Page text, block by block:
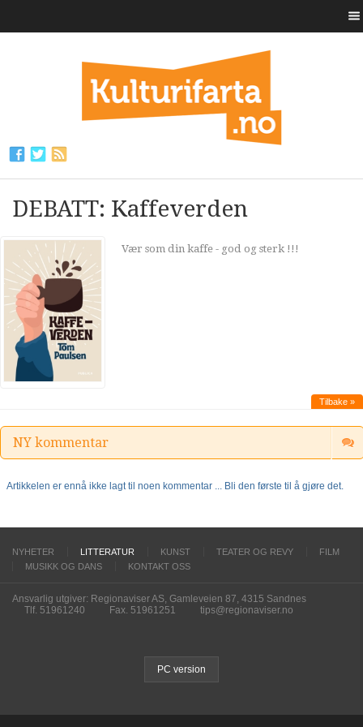
DEBATT: Kaffeverden
Vær som din kaffe - god og sterk !!!
Tilbake »
NY kommentar
Artikkelen er ennå ikke lagt til noen kommentar ... Bli den første til å gjøre det.
NYHETER LITTERATUR KUNST TEATER OG REVY
FILM
MUSIKK OG DANS
KONTAKT OSS
Ansvarlig utgiver: Regionaviser AS, Gamleveien 87, 4315 Sandnes
Tlf. 51961240
Fax. 51961251 tips@regionaviser.no
PC version